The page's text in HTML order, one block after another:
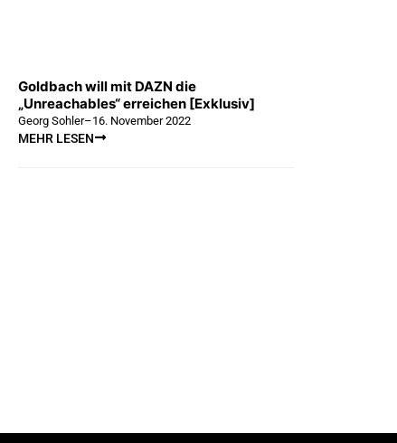
Goldbach will mit DAZN die
„Unreachables“ erreichen [Exklusiv]
Georg Sohler–16. November 2022
MEHR LESEN